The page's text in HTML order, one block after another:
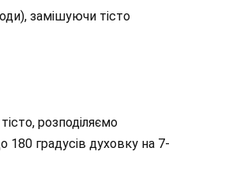
замішуючи тісто
розподіляємо
180 градусів духовку на 7-